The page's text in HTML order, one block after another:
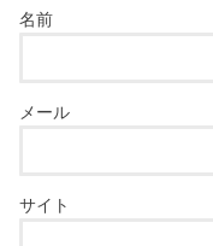
名前
メール
サイト